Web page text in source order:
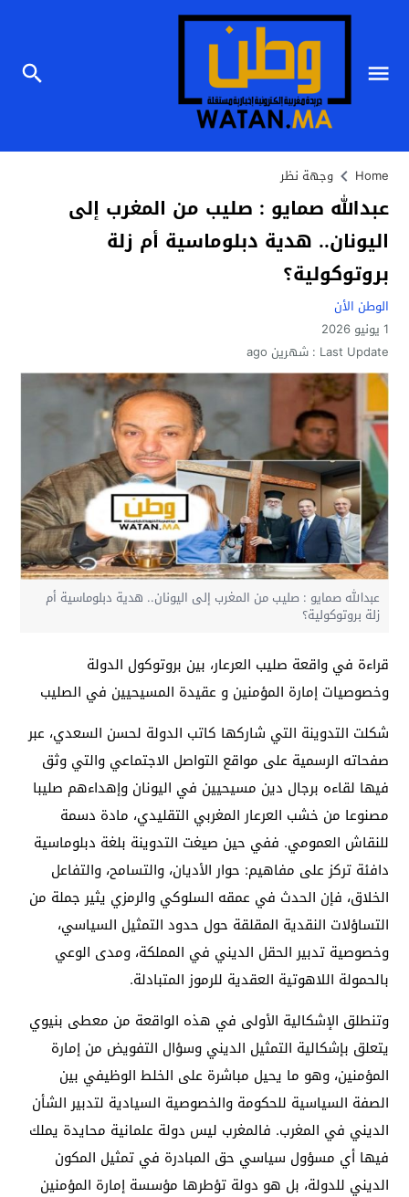
Home وجهة نظر
عبدالله صمايو : صليب من المغرب إلى
اليونان.. هدية دبلوماسية أم زلة
بروتوكولية؟
الوطن الأن
1 يونيو 2026
Last Update : شهرين ago
عبدالله صمايو : صليب من المغرب إلى اليونان.. هدية دبلوماسية أم
زلة بروتوكولية؟
قراءة في واقعة صليب العرعار، بين بروتوكول الدولة
وخصوصيات إمارة المؤمنين و عقيدة المسيحيين في الصليب
شكلت التدوينة التي شاركها كاتب الدولة لحسن السعدي، عبر
صفحاته الرسمية على مواقع التواصل الاجتماعي والتي وثق
فيها لقاءه برجال دين مسيحيين في اليونان وإهداءهم صليبا
مصنوعا من خشب العرعار المغربي التقليدي، مادة دسمة
للنقاش العمومي. ففي حين صيغت التدوينة بلغة دبلوماسية
دافئة تركز على مفاهيم: حوار الأديان، والتسامح، والتفاعل
الخلاق، فإن الحدث في عمقه السلوكي والرمزي يثير جملة من
التساؤلات النقدية المقلقة حول حدود التمثيل السياسي،
وخصوصية تدبير الحقل الديني في المملكة، ومدى الوعي
بالحمولة اللاهوتية العقدية للرموز المتبادلة.
وتنطلق الإشكالية الأولى في هذه الواقعة من معطى بنيوي
يتعلق بإشكالية التمثيل الديني وسؤال التفويض من إمارة
المؤمنين، وهو ما يحيل مباشرة على الخلط الوظيفي بين
الصفة السياسية للحكومة والخصوصية السيادية لتدبير الشأن
الديني في المغرب. فالمغرب ليس دولة علمانية محايدة يملك
فيها أي مسؤول سياسي حق المبادرة في تمثيل المكون
الديني للدولة، بل هو دولة تؤطرها مؤسسة إمارة المؤمنين